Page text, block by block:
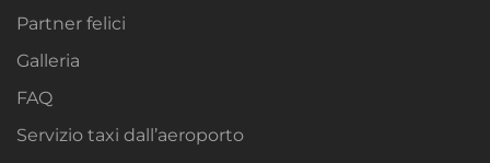
Partner felici
Galleria
FAQ
Servizio taxi dall’aeroporto